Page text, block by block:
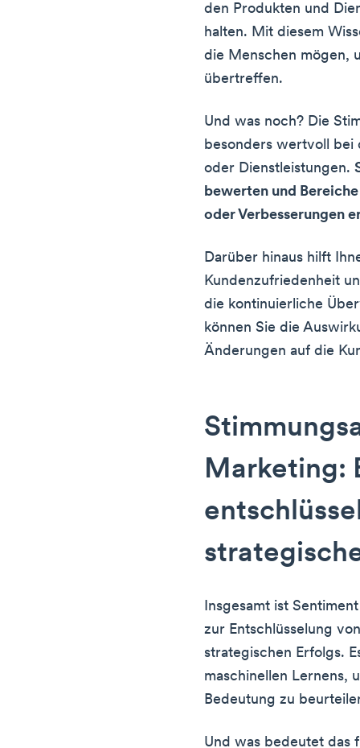
den Produkten und
halten. Mit diesem
die Menschen mögen,
übertreffen.
Und was noch? Die
besonders wertvoll bei
oder Dienstleistungen.
bewerten und
oder Verbesserungen
Darüber hinaus hilft
Kundenzufriedenheit
die kontinuierliche
können Sie die
Änderungen auf die
Marketing:
Insgesamt ist
zur Entschlüsselung
strategischen Erfolgs.
maschinellen Lernens,
Bedeutung zu
Und was bedeutet das